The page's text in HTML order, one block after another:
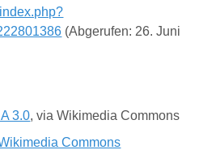
(Abgerufen: 26. Juni
3.0, via Wikimedia Commons
Commons